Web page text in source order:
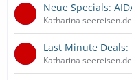
Neue Specials:
Katharina seereisen.de
Last Minute Deals:
Katharina seereisen.de